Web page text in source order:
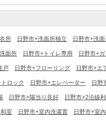
所 日野市+洗面所独立 日野市+洗面
面所 日野市+トイレ専用 日野市+
戸 日野市+フローリング 日野市+エ
ロック 日野市+エレベーター 日野
日野市+陽当り良好 日野市+2沿線
室 日野市+室内洗濯置 日野市+室